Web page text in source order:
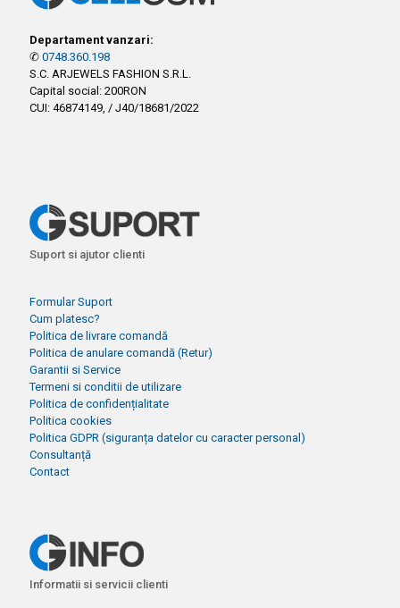
Departament vanzari:
✆ 0748.360.198
S.C. ARJEWELS FASHION S.R.L.
Capital social: 200RON
CUI: 46874149, / J40/18681/2022
Suport si ajutor clienti
Formular Suport
Cum platesc?
Politica de livrare comandă
Politica de anulare comandă (Retur)
Garantii si Service
Termeni si conditii de utilizare
Politica de confidențialitate
Politica cookies
Politica GDPR (siguranța datelor cu caracter personal)
Consultanță
Contact
Informatii si servicii clienti